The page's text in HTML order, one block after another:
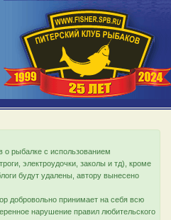
о рыбалке с использованием
электроудочки, заколы и тд), кроме
будут удалены, автору вынесено
добровольно принимает на себя всю
нарушение правил любительского